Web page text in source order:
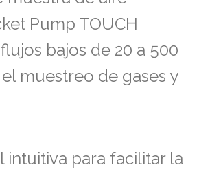
Pump TOUCH
bajos de 20 a 500
muestreo de gases y
intuitiva para facilitar la